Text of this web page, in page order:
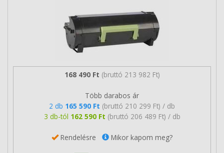
168 490 Ft (bruttó 213 982 Ft)
Több darabos ár
2 db 165 590 Ft (bruttó 210 299 Ft) / db
3 db-tól 162 590 Ft (bruttó 206 489 Ft) / db
Rendelésre Mikor kapom meg?